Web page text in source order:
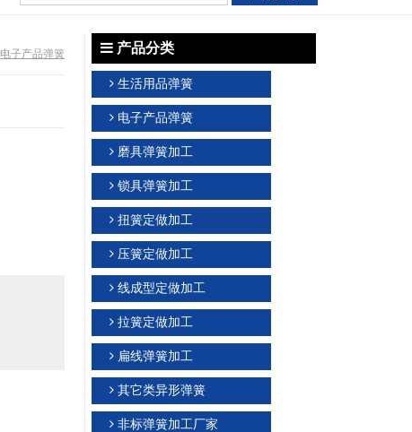
电子产品弹簧 产品分类
生活用品弹簧
电子产品弹簧
磨具弹簧加工
锁具弹簧加工
扭簧定做加工
压簧定做加工
线成型定做加工
拉簧定做加工
扁线弹簧加工
其它类异形弹簧
非标弹簧加工厂家